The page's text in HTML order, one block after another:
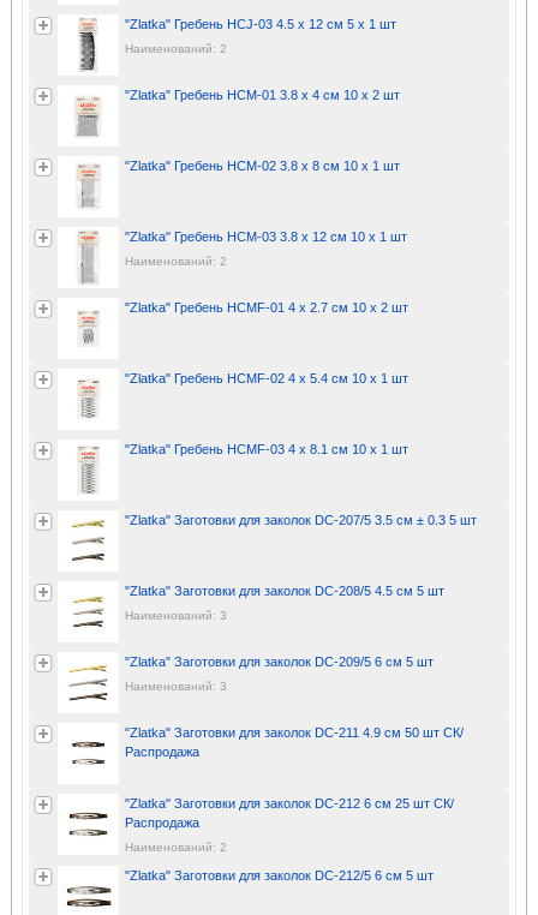
"Zlatka" Гребень HCJ-03 4.5 x 12 см 5 х 1 шт
Наименований: 2
"Zlatka" Гребень HCM-01 3.8 x 4 см 10 х 2 шт
"Zlatka" Гребень HCM-02 3.8 x 8 см 10 х 1 шт
"Zlatka" Гребень HCM-03 3.8 x 12 см 10 х 1 шт
Наименований: 2
"Zlatka" Гребень HCMF-01 4 x 2.7 см 10 х 2 шт
"Zlatka" Гребень HCMF-02 4 x 5.4 см 10 х 1 шт
"Zlatka" Гребень HCMF-03 4 x 8.1 см 10 х 1 шт
"Zlatka" Заготовки для заколок DC-207/5 3.5 см ± 0.3 5 шт
"Zlatka" Заготовки для заколок DC-208/5 4.5 см 5 шт
Наименований: 3
"Zlatka" Заготовки для заколок DC-209/5 6 см 5 шт
Наименований: 3
"Zlatka" Заготовки для заколок DC-211 4.9 см 50 шт СК/
Распродажа
"Zlatka" Заготовки для заколок DC-212 6 см 25 шт СК/
Распродажа
Наименований: 2
"Zlatka" Заготовки для заколок DC-212/5 6 см 5 шт